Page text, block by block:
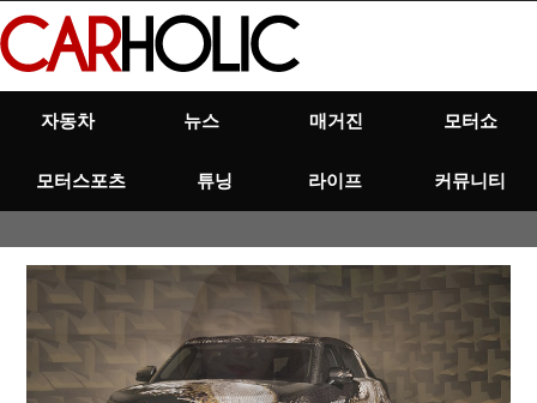
Skip
to
content
자동차 뉴스 매거진 모터쇼
모터스포츠 튜닝 라이프 커뮤니티